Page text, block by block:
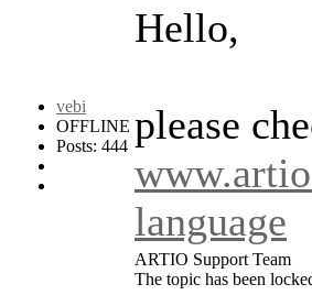
vebi
OFFLINE
Posts: 444
Hello,
please
language
ARTIO Support Team
The topic has been